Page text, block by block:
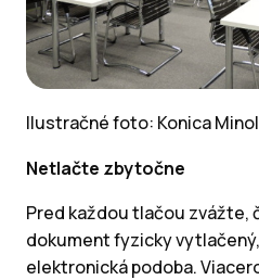
Ilustračné foto: Konica
Netlačte zbytočne
Pred každou tlačou zvážte,
dokument fyzicky
elektronická podoba.